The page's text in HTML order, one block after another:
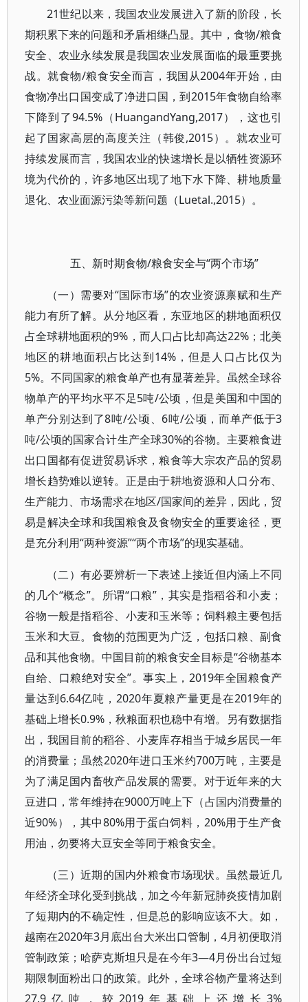
21世纪以来，我国农业发展进入了新的阶段，长
期积累下来的问题和矛盾相继凸显。其中，食物/粮食
安全、农业永续发展是我国农业发展面临的最重要挑
战。就食物/粮食安全而言，我国从2004年开始，由
食物净出口国变成了净进口国，到2015年食物自给率
下降到了94.5%（HuangandYang,2017），这也引
起了国家高层的高度关注（韩俊,2015）。就农业可
持续发展而言，我国农业的快速增长是以牺牲资源环
境为代价的，许多地区出现了地下水下降、耕地质量
退化、农业面源污染等新问题（Luetal.,2015）。
五、新时期食物/粮食安全与“两个市场”
（一）需要对“国际市场”的农业资源禀赋和生产
能力有所了解。从分地区看，东亚地区的耕地面积仅
占全球耕地面积的9%，而人口占比却高达22%；北美
地区的耕地面积占比达到14%，但是人口占比仅为
5%。不同国家的粮食单产也有显著差异。虽然全球谷
物单产的平均水平不足5吨/公顷，但是美国和中国的
单产分别达到了8吨/公顷、6吨/公顷，而单产低于3
吨/公顷的国家合计生产全球30%的谷物。主要粮食进
出口国都有促进贸易诉求，粮食等大宗农产品的贸易
增长趋势难以逆转。正是由于耕地资源和人口分布、
生产能力、市场需求在地区/国家间的差异，因此，贸
易是解决全球和我国粮食及食物安全的重要途径，更
是充分利用“两种资源”“两个市场”的现实基础。
（二）有必要辨析一下表述上接近但内涵上不同
的几个“概念”。所谓“口粮”，其实是指稻谷和小麦；
谷物一般是指稻谷、小麦和玉米等；饲料粮主要包括
玉米和大豆。食物的范围更为广泛，包括口粮、副食
品和其他食物。中国目前的粮食安全目标是“谷物基本
自给、口粮绝对安全”。事实上，2019年全国粮食产
量达到6.64亿吨，2020年夏粮产量更是在2019年的
基础上增长0.9%，秋粮面积也稳中有增。另有数据指
出，我国目前的稻谷、小麦库存相当于城乡居民一年
的消费量；虽然2020年进口玉米约700万吨，主要是
为了满足国内畜牧产品发展的需要。对于近年来的大
豆进口，常年维持在9000万吨上下（占国内消费量的
近90%），其中80%用于蛋白饲料，20%用于生产食
用油，勿要将大豆安全等同于粮食安全。
（三）近期的国内外粮食市场现状。虽然最近几
年经济全球化受到挑战，加之今年新冠肺炎疫情加剧
了短期内的不确定性，但是总的影响应该不大。如，
越南在2020年3月底出台大米出口管制，4月初便取消
管制政策；哈萨克斯坦只是在今年3—4月份出台过短
期限制面粉出口的政策。此外，全球谷物产量将达到
27.9亿吨，较2019年基础上还增长3%